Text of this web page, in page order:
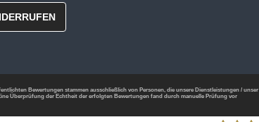
Bewertungen stammen ausschließlich von Personen, die unsere Dienstleistungen / unser
Überprüfung der Echtheit der erfolgten Bewertungen fand durch manuelle Prüfung vor